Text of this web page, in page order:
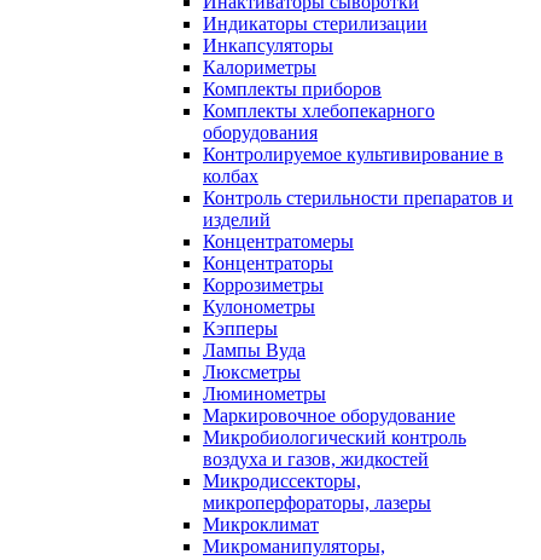
Индикаторы стерилизации
Инкапсуляторы
Калориметры
Комплекты приборов
Комплекты хлебопекарного
оборудования
Контролируемое культивирование в
колбах
Контроль стерильности препаратов и
изделий
Концентратомеры
Концентраторы
Коррозиметры
Кулонометры
Кэпперы
Лампы Вуда
Люксметры
Люминометры
Маркировочное оборудование
Микробиологический контроль
воздуха и газов, жидкостей
Микродиссекторы,
микроперфораторы, лазеры
Микроклимат
Микроманипуляторы,